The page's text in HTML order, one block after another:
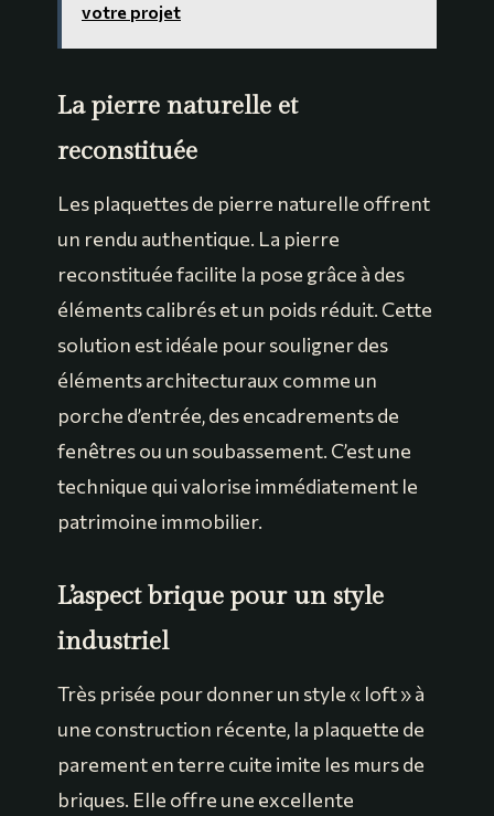
votre projet
La pierre naturelle et
reconstituée
Les plaquettes de pierre naturelle offrent
un rendu authentique. La pierre
reconstituée facilite la pose grâce à des
éléments calibrés et un poids réduit. Cette
solution est idéale pour souligner des
éléments architecturaux comme un
porche d’entrée, des encadrements de
fenêtres ou un soubassement. C’est une
technique qui valorise immédiatement le
patrimoine immobilier.
L’aspect brique pour un style
industriel
Très prisée pour donner un style « loft » à
une construction récente, la plaquette de
parement en terre cuite imite les murs de
briques. Elle offre une excellente